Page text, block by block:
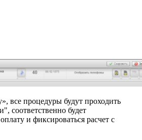
все процедуры будут проходить
соответственно будет
и фиксироваться расчет с